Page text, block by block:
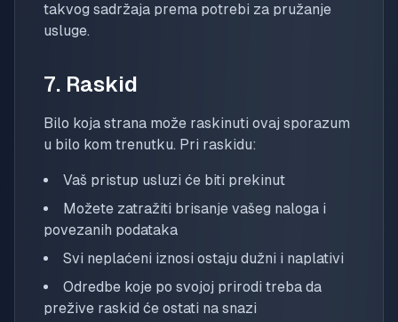
takvog sadržaja prema potrebi za pružanje
usluge.
7. Raskid
Bilo koja strana može raskinuti ovaj sporazum
u bilo kom trenutku. Pri raskidu:
Vaš pristup usluzi će biti prekinut
Možete zatražiti brisanje vašeg naloga i
povezanih podataka
Svi neplaćeni iznosi ostaju dužni i naplativi
Odredbe koje po svojoj prirodi treba da
prežive raskid će ostati na snazi